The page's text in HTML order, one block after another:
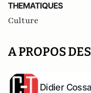
THEMATIQUES
Culture
A PROPOS
Didier